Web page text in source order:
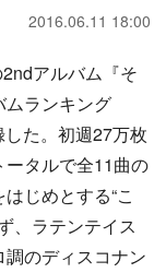
2016.06.11 18:00
アルバム『そ
ムランキング
した。初週27万枚
タルで全11曲の
じめとする“こ
、ラテンテイス
調のディスコナン